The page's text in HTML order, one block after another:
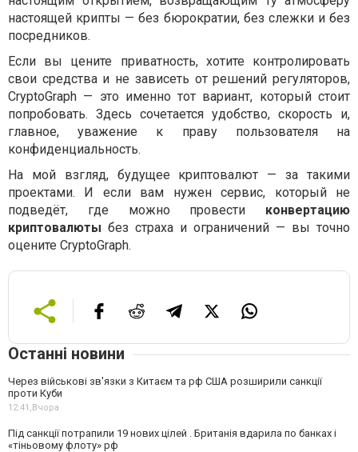
настоящей крипты — без бюрократии, без слежки и без
посредников.
Если вы цените приватность, хотите контролировать
свои средства и не зависеть от решений регуляторов,
CryptoGraph — это именно тот вариант, который стоит
попробовать. Здесь сочетается удобство, скорость и,
главное, уважение к праву пользователя на
конфиденциальность.
На мой взгляд, будущее криптовалют — за такими
проектами. И если вам нужен сервис, который не
подведёт, где можно провести конвертацию
криптовалюты без страха и ограничений — вы точно
оцените CryptoGraph.
Останні новини
Через військові зв'язки з Китаєм та рф США розширили санкції
проти Куби
12:41,Вчора
Під санкції потрапили 19 нових цілей . Британія вдарила по банках і
«тіньовому флоту» рф